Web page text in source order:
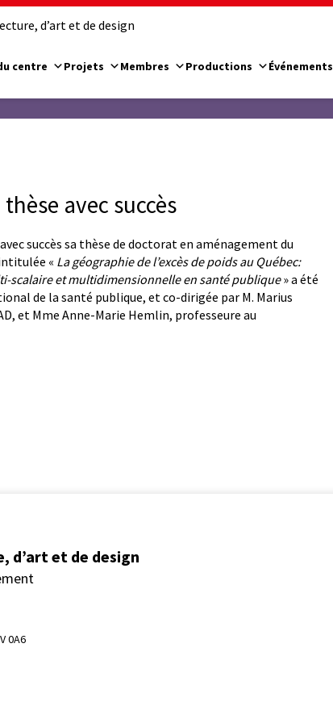
d’art et de design
centre Projets Membres Productions Événements
avec succès
succès sa thèse de doctorat en aménagement du
« La géographie de l’excès de poids au Québec:
scalaire et multidimensionnelle en santé publique» a été
de la santé publique, et co-dirigée par M. Marius
et Mme Anne-Marie Hemlin, professeure au
d’art et de design
0A6